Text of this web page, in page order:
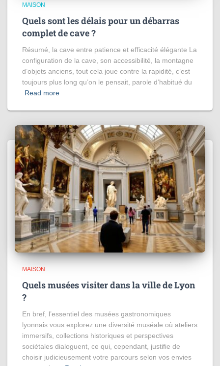
MAISON
Quels sont les délais pour un débarras
complet de cave ?
Résumé, la cave entre patience et efficacité élégante La
configuration de la cave, son accessibilité, la montagne
d’objets anciens, tout cela joue contre la rapidité, c’est
toujours plus long qu’on le pensait, parole d’habitué du
Read more
MAISON
Quels musées visiter dans la ville de Lyon
?
En bref, l’essentiel des musées gastronomiques
lyonnais vous explorez une diversité muséale où ateliers
immersifs, collections historiques et perspectives
sociétales dialoguent, ce qui, cependant, justifie de
choisir judicieusement votre parcours selon vos envies